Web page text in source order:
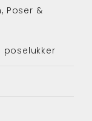
Poser &
poselukker